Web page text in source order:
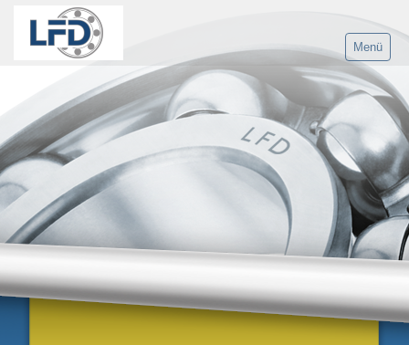
Menü
Home
Produkte
LFD Gruppe
Anwendungen
Agrartechnik
Antriebstechnik